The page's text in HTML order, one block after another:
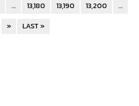
... 13,180 13,190 13,200
...
»
LAST »